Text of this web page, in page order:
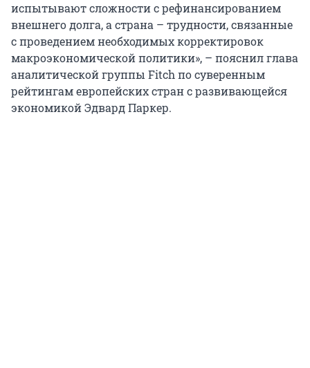
испытывают сложности с рефинансированием
внешнего долга, а страна – трудности, связанные
с проведением необходимых корректировок
макроэкономической политики», – пояснил глава
аналитической группы Fitch по суверенным
рейтингам европейских стран с развивающейся
экономикой Эдвард Паркер.